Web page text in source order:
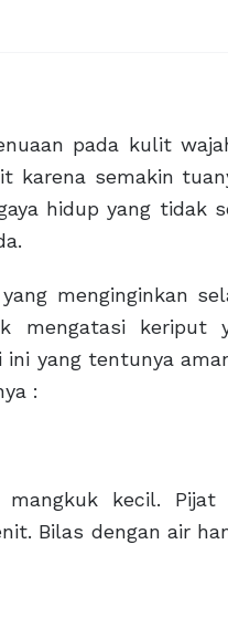
pada kulit
karena semakin
hidup yang tidak
menginginkan
mengatasi keriput
yang tentunya
:
kecil.
15 menit.